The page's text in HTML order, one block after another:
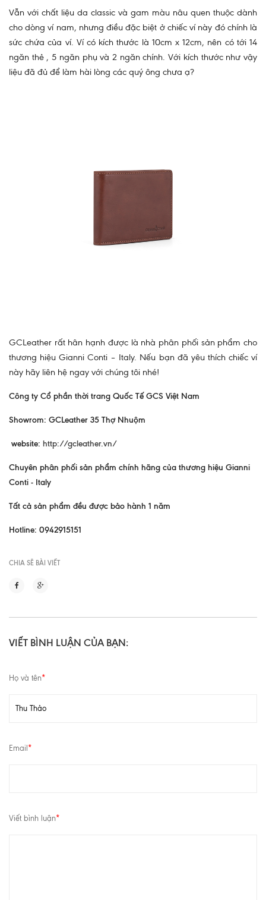
Vẫn với chất liệu da classic và gam màu nâu quen thuộc dành
cho dòng ví nam, nhưng điều đặc biệt ở chiếc ví này đó chính là
sức chứa của ví. Ví có kích thước là 10cm x 12cm, nên có tới 14
ngăn thẻ , 5 ngăn phụ và 2 ngăn chính. Với kích thước như vậy
liệu đã đủ để làm hài lòng các quý ông chưa ạ?
GCLeather rất hân hạnh được là nhà phân phối sản phẩm cho
thương hiệu Gianni Conti – Italy. Nếu bạn đã yêu thích chiếc ví
này hãy liên hệ ngay với chúng tôi nhé!
Công ty Cổ phần thời trang Quốc Tế GCS Việt Nam
Showrom: GCLeather 35 Thợ Nhuộm
website: http://gcleather.vn/
Chuyên phân phối sản phẩm chính hãng của thương hiệu Gianni
Conti - Italy
Tất cả sản phẩm đều được bảo hành 1 năm
Hotline: 0942915151
CHIA SẼ BÀI VIẾT
VIẾT BÌNH LUẬN CỦA BẠN:
Họ và tên*
Email *
Viết bình luận*